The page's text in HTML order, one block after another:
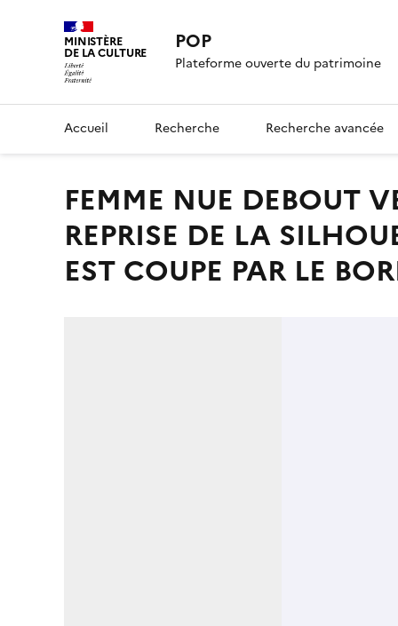
MINISTÈRE
DE LA CULTURE POP
Plateforme ouverte du patrimoine
Accueil Recherche Recherche avancée
FEMME NUE DEBOUT VERS LA GAUCHE, PIEDS CROISES ;
REPRISE DE LA
EST COUPE PAR LE